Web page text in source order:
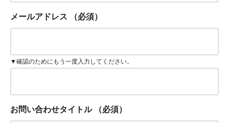
メールアドレス （必須）
▼確認のためにもう一度入力してください。
お問い合わせタイトル （必須）